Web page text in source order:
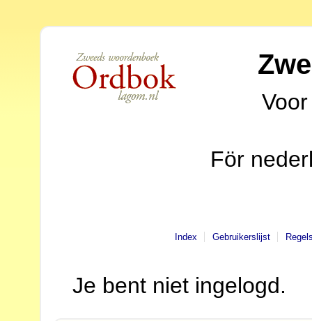
För
Index Gebruikerslijst
Je bent niet ingelogd.